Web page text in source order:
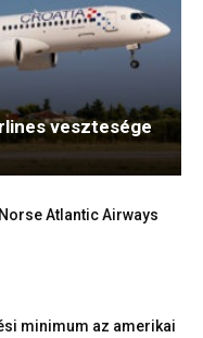
vesztesége
Atlantic Airways
minimum az amerikai